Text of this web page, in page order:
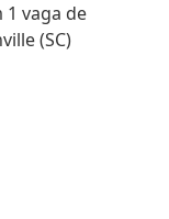
1 vaga de
(SC)